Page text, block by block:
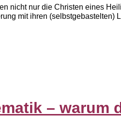
nicht nur die Christen eines
mit ihren (selbstgebastelten)
– warum